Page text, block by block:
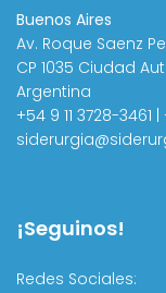
Buenos Aires
Av. Roque Saenz
CP 1035 Ciudad
Argentina
+54 9 11 3728-3461
¡Seguinos!
Redes Sociales: